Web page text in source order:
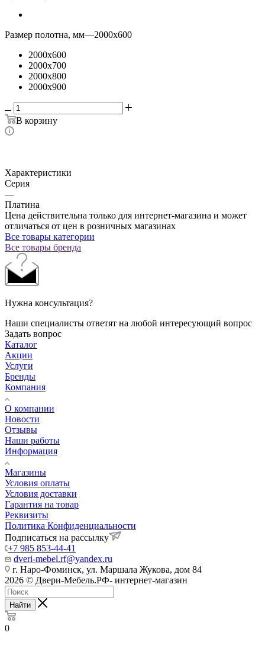
Размер полотна, мм—2000x600
2000x600
2000x700
2000x800
2000x900
В корзину
Характеристики
Серия
—
Платина
Цена действительна только для интернет-магазина и может
отличаться от цен в розничных магазинах
Все товары категории
Все товары бренда
Нужна консультация?
Наши специалисты ответят на любой интересующий вопрос
Задать вопрос
Каталог
Акции
Услуги
Бренды
Компания
О компании
Новости
Отзывы
Наши работы
Информация
Магазины
Условия оплаты
Условия доставки
Гарантия на товар
Реквизиты
Политика Конфиденциальности
Подписаться на рассылку
+7 985 853-44-41
dveri-mebel.rf@yandex.ru
г. Наро-Фоминск, ул. Маршала Жукова, дом 84
2026 © Двери-Мебель.РФ- интернет-магазин
Найти
0